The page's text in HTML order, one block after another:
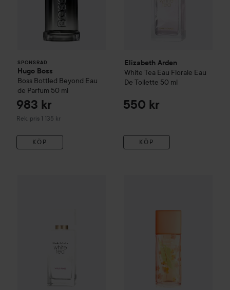
SPONSRAD
Hugo Boss
Boss Bottled Beyond Eau
de Parfum 50 ml
983 kr
Rek. pris 1 135 kr
Rekommenderat pris 1 135 kr
KÖP
Elizabeth Arden
White Tea Eau Florale Eau
De Toilette 50 ml
550 kr
KÖP